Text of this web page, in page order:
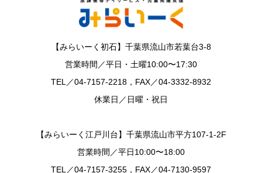
【みらいーく初石】千葉県流山市若葉台3-8
営業時間／平日・土曜10:00〜17:30
TEL／04-7157-2218，FAX／04-3332-8932
休業日／日曜・祝日
【みらいーく江戸川台】千葉県流山市平方107-1-2F
営業時間／平日10:00〜18:00
TEL／04-7157-3255，FAX／04-7130-9597